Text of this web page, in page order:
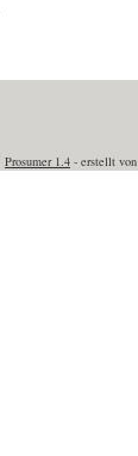
Prosumer 1.4 - erstellt von